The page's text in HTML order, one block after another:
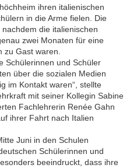
ihren italienischen
in die Arme fielen. Die
die italienischen
zwei Monaten für eine
zu Gast waren.
Schülerinnen und Schüler
über die sozialen Medien
im Kontakt waren“, stellte
mit seiner Kollegin Sabine
Fachlehrerin Renée Gahn
ihrer Fahrt nach Italien
Juni in den Schulen
Schülerinnen und
beeindruckt, dass ihre